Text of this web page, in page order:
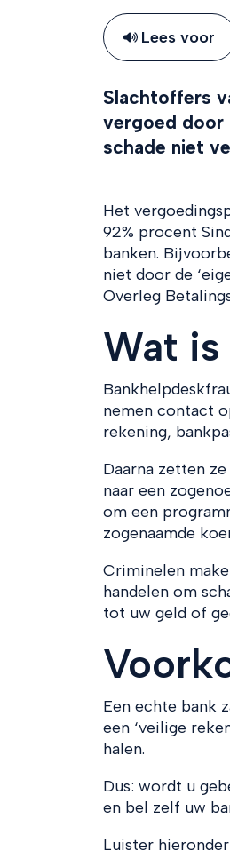
Lees voor
Slachtoffers
vergoed door
schade niet
Het
92% procent
banken.
niet door de
Overleg
Wat
nemen contact
rekening,
Daarna zetten
naar een
om een
zogenaamde
Criminelen
handelen om
tot uw geld of
Een echte bank
een ‘veilige
halen.
Dus: wordt u
en bel zelf uw
Luister